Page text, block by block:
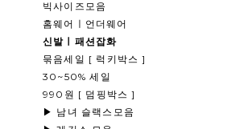
빅사이즈모음
홈웨어ㅣ언더웨어
신발ㅣ패션잡화
묶음세일 [ 럭키박스 ]
30~50% 세일
990원 [ 덤핑박스 ]
▶ 남녀 슬랙스모음